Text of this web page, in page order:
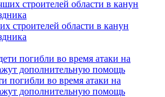
строителей области в канун
погибли во время атаки на
дополнительную помощь